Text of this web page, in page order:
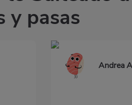
y pasas
Andrea